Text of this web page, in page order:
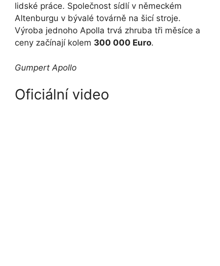
lidské práce. Společnost sídlí v německém
Altenburgu v bývalé továrně na šicí stroje.
Výroba jednoho Apolla trvá zhruba tři měsíce a
ceny začínají kolem 300 000 Euro.
Gumpert Apollo
Oficiální video